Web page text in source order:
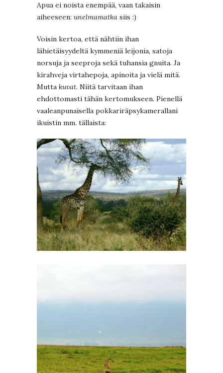
Apua ei noista enempää, vaan takaisin
aiheeseen: unelmamatka siis :)
Voisin kertoa, että nähtiin ihan
lähietäisyydeltä kymmeniä leijonia, satoja
norsuja ja seeproja sekä tuhansia gnuita. Ja
kirahveja virtahepoja, apinoita ja vielä mitä.
Mutta kuvat. Niitä tarvitaan ihan
ehdottomasti tähän kertomukseen. Pienellä
vaaleanpunaisella pokkariräpsykamerallani
ikuistin mm. tällaista: